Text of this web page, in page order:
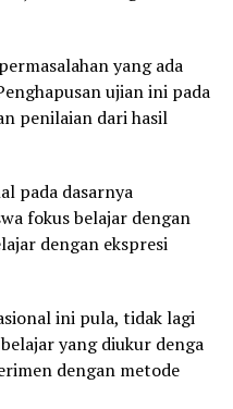
yang ada
ujian ini pada
penilaian dari hasil
pada dasarnya
fokus belajar dengan
dengan ekspresi
ini pula, tidak lagi
yang diukur denga
dengan metode